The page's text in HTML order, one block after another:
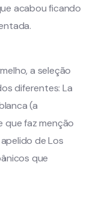
acabou ficando
a seleção
diferentes: La
(a
que faz menção
de Los
que